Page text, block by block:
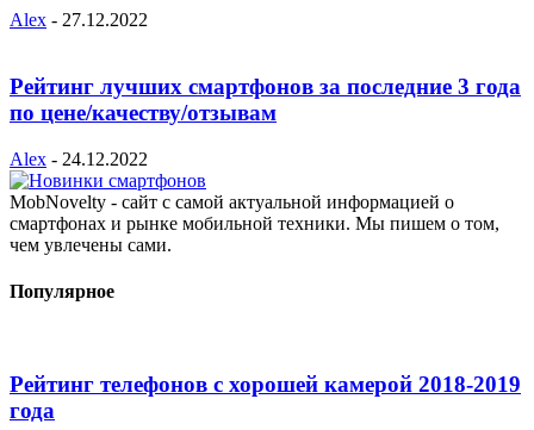
Alex - 27.12.2022
Рейтинг лучших смартфонов за последние 3 года
по цене/качеству/отзывам
Alex - 24.12.2022
MobNovelty - сайт с самой актуальной информацией о
смартфонах и рынке мобильной техники. Мы пишем о том,
чем увлечены сами.
Популярное
Рейтинг телефонов с хорошей камерой 2018-2019
года